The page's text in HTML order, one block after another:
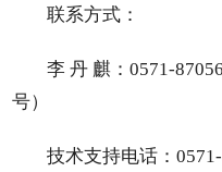
联系方式：
李 丹 麒：0571-
号）
技术支持电话：